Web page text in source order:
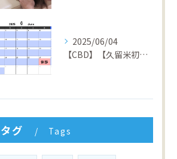
2025/06/04
【CBD】【久留米初】【矯正】【交通事故】【筋膜リリース】【久留米】【整骨院】ZEN駅前整骨院
タグ Tags